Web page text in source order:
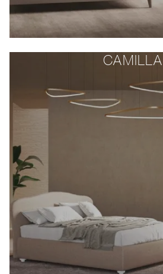
CAMILLA